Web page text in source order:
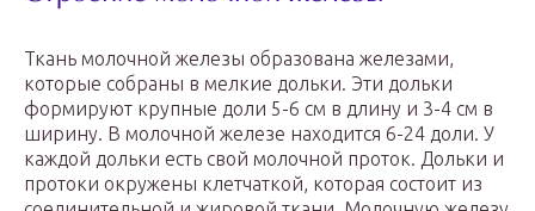
Ткань молочной железы образована железами,
которые собраны в мелкие дольки. Эти дольки
формируют крупные доли 5-6 см в длину и 3-4 см в
ширину. В молочной железе находится 6-24 доли. У
каждой дольки есть свой молочной проток. Дольки и
протоки окружены клетчаткой, которая состоит из